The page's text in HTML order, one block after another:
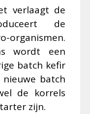
verlaagt de
de
organismen.
wordt een
batch kefir
batch
de korrels
zijn.